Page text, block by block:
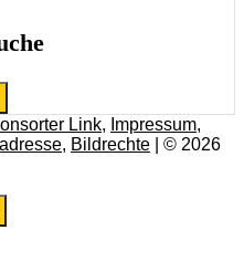
Link, Impressum,
, Bildrechte | © 2026